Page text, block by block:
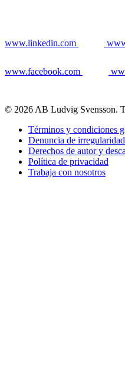
www.linkedin.com
www.facebook.com
© 2026 AB Ludvig Svensson.
Términos y condiciones
Denuncia de
Derechos de autor y
Política de privacidad
Trabaja con nosotros